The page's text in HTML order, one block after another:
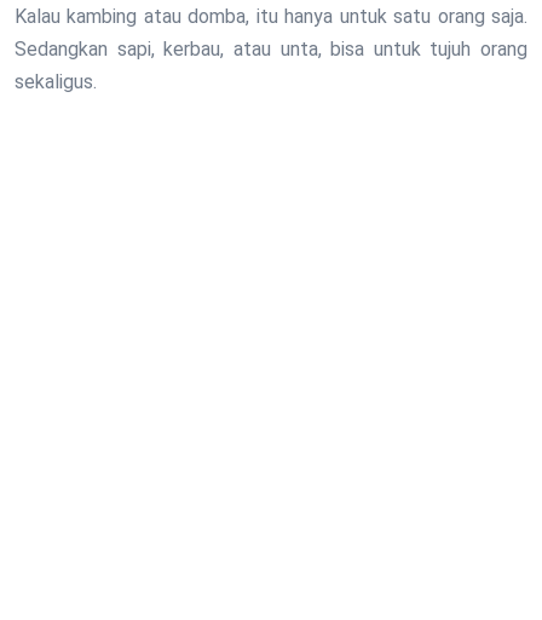
Kalau kambing atau domba, itu hanya untuk satu orang saja.
Sedangkan sapi, kerbau, atau unta, bisa untuk tujuh orang
sekaligus.